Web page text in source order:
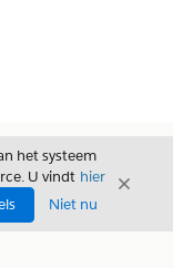
het systeem
U vindt hier
Niet nu
Sluiten